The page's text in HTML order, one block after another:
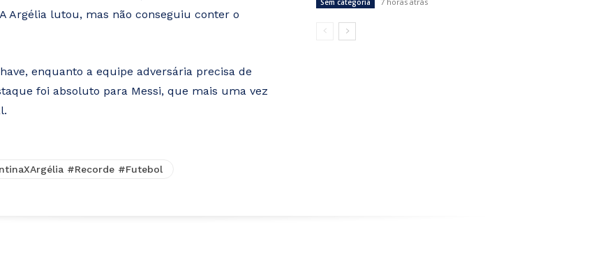
Argélia lutou, mas não conseguiu conter o
enquanto a equipe adversária precisa de
foi absoluto para Messi, que mais uma vez
#Recorde #Futebol
Sem categoria